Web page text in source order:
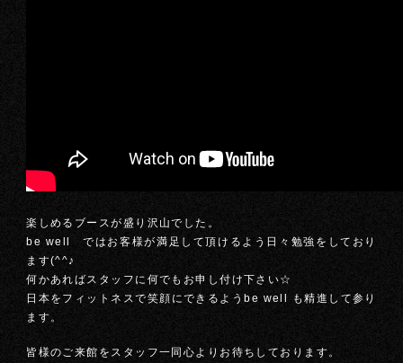
楽しめるブースが盛り沢山でした。
be well ではお客様が満足して頂けるよう日々勉強をしており
ます(^^♪
何かあればスタッフに何でもお申し付け下さい☆
日本をフィットネスで笑顔にできるようbe well も精進して参り
ます。
皆様のご来館をスタッフ一同心よりお待ちしております。